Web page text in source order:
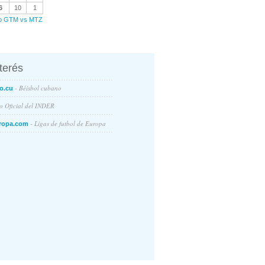
10
1
GTM vs MTZ
- Béisbol cubano
Oficial del INDER
- Ligas de futbol de Europa